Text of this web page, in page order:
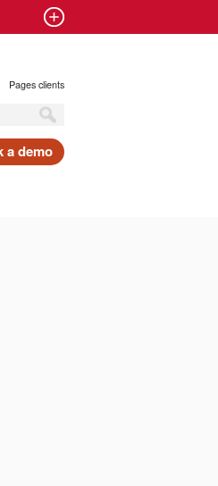
Pages clients
a demo